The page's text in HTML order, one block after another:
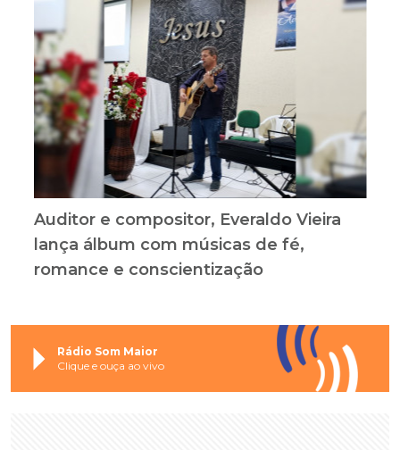
Auditor e compositor, Everaldo Vieira
lança álbum com músicas de fé,
romance e conscientização
Rádio Som Maior
Clique e ouça ao vivo